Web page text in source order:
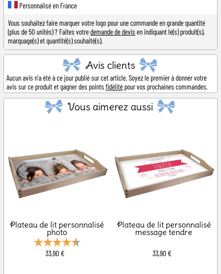
Personnalisé en France
Vous souhaitez faire marquer votre logo pour une commande en grande quantité
(plus de 50 unités) ? Faites votredemande de devisen indiquant le(s) produit(s),
marquage(s) et quantité(s) souhaité(s).
Avis clients
Aucun avis n'a été à ce jour publié sur cet article. Soyez le premier à donner votre
avis sur ce produit et gagner des pointsfidélitépour vos prochaines commandes.
Vous aimerez aussi
Plateau de lit personnalisé
photo
33,90 €
Plateau de lit personnalisé
message tendre
33,90 €